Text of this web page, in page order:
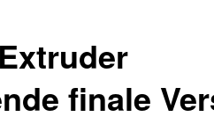
finale